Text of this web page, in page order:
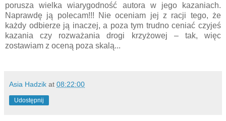
porusza wielka wiarygodność autora w jego kazaniach.
Naprawdę ją polecam!!! Nie oceniam jej z racji tego, że
każdy odbierze ją inaczej, a poza tym trudno ceniać czyjeś
kazania czy rozważania drogi krzyżowej – tak, więc
zostawiam z oceną poza skalą...
Asia Hadzik at 08:22:00
Udostępnij